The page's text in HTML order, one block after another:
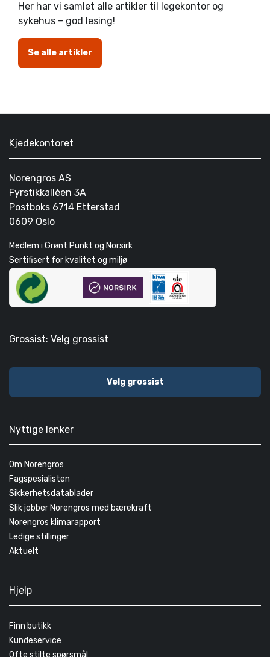
Her har vi samlet alle artikler til legekontor og
sykehus – god lesing!
Se alle artikler
Kjedekontoret
Norengros AS
Fyrstikkallèen 3A
Postboks 6714 Etterstad
0609 Oslo
Medlem i Grønt Punkt og Norsirk
Sertifisert for kvalitet og miljø
Grossist: Velg grossist
Velg grossist
Nyttige lenker
Om Norengros
Fagspesialisten
Sikkerhetsdatablader
Slik jobber Norengros med bærekraft
Norengros klimarapport
Ledige stillinger
Aktuelt
Hjelp
Finn butikk
Kundeservice
Ofte stilte spørsmål